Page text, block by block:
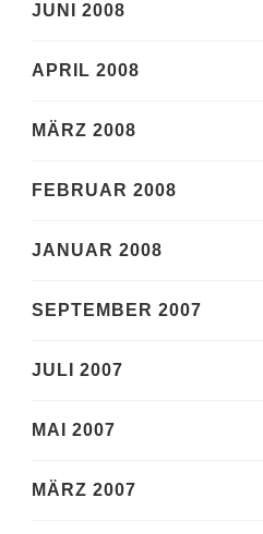
JUNI 2008
APRIL 2008
MÄRZ 2008
FEBRUAR 2008
JANUAR 2008
SEPTEMBER 2007
JULI 2007
MAI 2007
MÄRZ 2007